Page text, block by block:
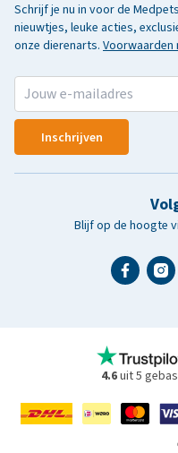
Schrijf je nu in voor de
nieuwtjes, leuke acties,
onze dierenarts.
Inschrijven
Blijf op de hoogte
4.6uit 5